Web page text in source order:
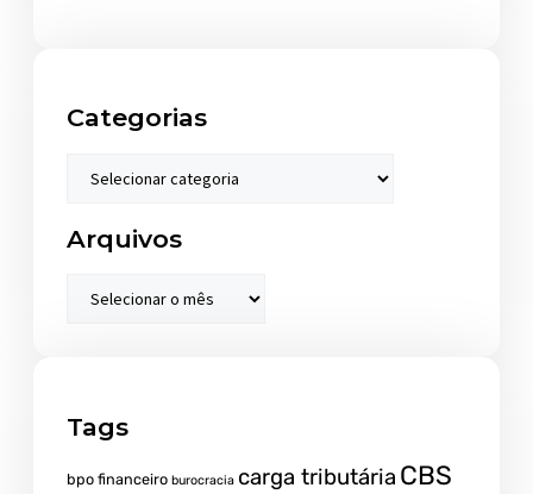
Categorias
Arquivos
Tags
bpo financeiro burocracia carga tributária CBS